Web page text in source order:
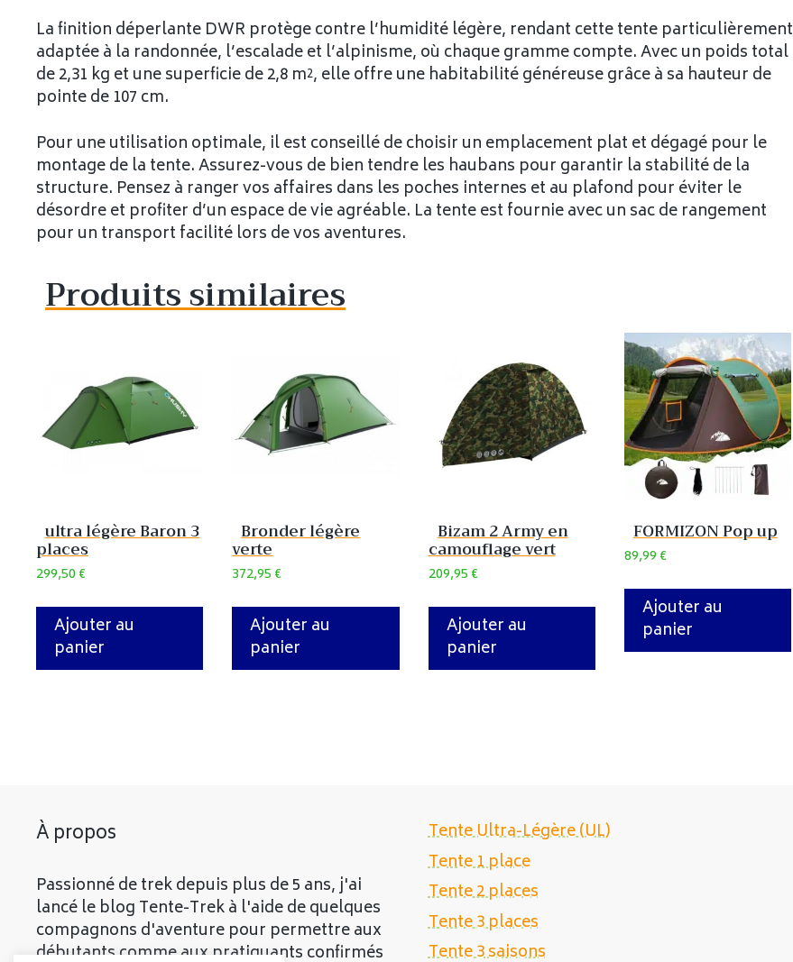
La finition déperlante DWR protège contre l’humidité légère, rendant cette tente particulièrement
adaptée à la randonnée, l’escalade et l’alpinisme, où chaque gramme compte. Avec un poids total
de 2,31 kg et une superficie de 2,8 m², elle offre une habitabilité généreuse grâce à sa hauteur de
pointe de 107 cm.
Pour une utilisation optimale, il est conseillé de choisir un emplacement plat et dégagé pour le
montage de la tente. Assurez-vous de bien tendre les haubans pour garantir la stabilité de la
structure. Pensez à ranger vos affaires dans les poches internes et au plafond pour éviter le
désordre et profiter d’un espace de vie agréable. La tente est fournie avec un sac de rangement
pour un transport facilité lors de vos aventures.
Produits similaires
ultra légère Baron 3
places
299,50€
Ajouter au
panier
Bronder légère
verte
372,95€
Ajouter au
panier
Bizam 2 Army en
camouflage vert
209,95€
Ajouter au
panier
FORMIZON Pop up
89,99€
Ajouter au
panier
À propos
Passionné de trek depuis plus de 5 ans, j'ai
lancé le blog Tente-Trek à l'aide de quelques
compagnons d'aventure pour permettre aux
débutants comme aux pratiquants confirmés
Tente Ultra-Légère (UL)
Tente 1 place
Tente 2 places
Tente 3 places
Tente 3 saisons